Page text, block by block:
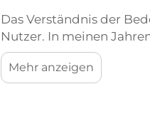
Das Verständnis der
Nutzer. In meinen
Unterstützung von
aufgefallen, den viele
Mehr anzeigen